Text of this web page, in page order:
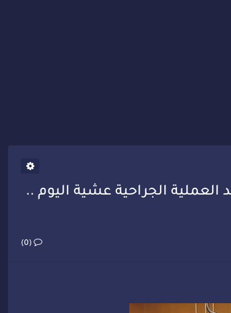
الجراحية عشية اليوم ..
(0)